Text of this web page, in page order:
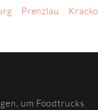
Prenzlau
um Foodtrucks